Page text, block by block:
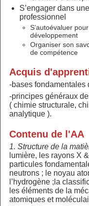
S’engager dans
professionnel
S’autoévaluer
développement
Organiser son
de compétence
Acquis
-bases fondamentales
-principes généraux
( chimie structurale,
analytique ).
Contenu de l'AA
1. Structure de la
lumière, les rayons X
particules
neutrons ; le noyau
l’hydrogène ;la
les éléments de la
atomiques et